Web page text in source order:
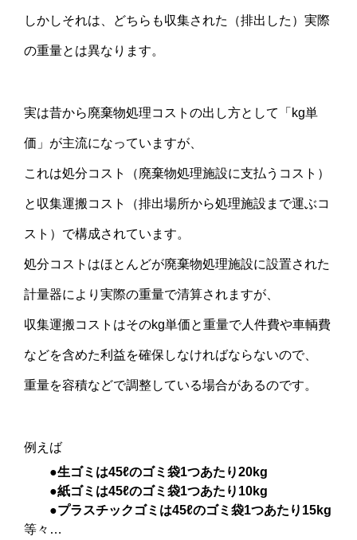
しかしそれは、どちらも収集された（排出した）実際
の重量とは異なります。
実は昔から廃棄物処理コストの出し方として「kg単
価」が主流になっていますが、
これは処分コスト（廃棄物処理施設に支払うコスト）
と収集運搬コスト（排出場所から処理施設まで運ぶコ
スト）で構成されています。
処分コストはほとんどが廃棄物処理施設に設置された
計量器により実際の重量で清算されますが、
収集運搬コストはそのkg単価と重量で人件費や車輌費
などを含めた利益を確保しなければならないので、
重量を容積などで調整している場合があるのです。
例えば
●生ゴミは45ℓのゴミ袋1つあたり20kg
●紙ゴミは45ℓのゴミ袋1つあたり10kg
●プラスチックゴミは45ℓのゴミ袋1つあたり15kg
等々…